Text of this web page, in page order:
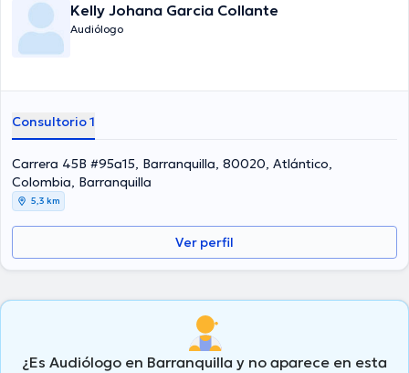
Kelly Johana Garcia Collante
Audiólogo
Consultorio 1
Carrera 45B #95a15, Barranquilla, 80020, Atlántico,
Colombia, Barranquilla
5,3 km
Ver perfil
¿Es Audiólogo en Barranquilla y no aparece en esta